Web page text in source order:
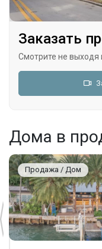
Заказать
Смотрите не выходя
Дома в
Продажа / Дом